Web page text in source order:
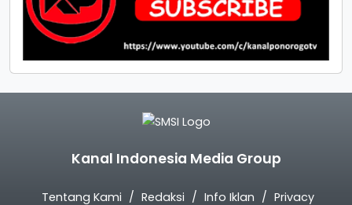
Kanal Indonesia Media Group
Tentang Kami Redaksi Info Iklan Privacy